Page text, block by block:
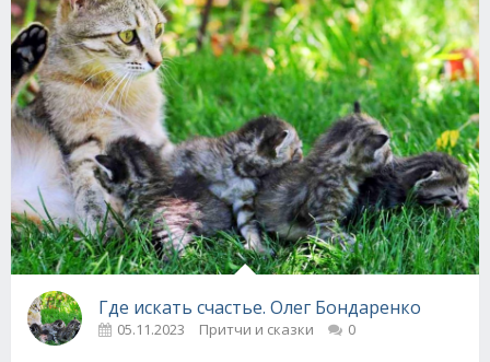
Где искать счастье. Олег Бондаренко
05.11.2023 Притчи и сказки 0